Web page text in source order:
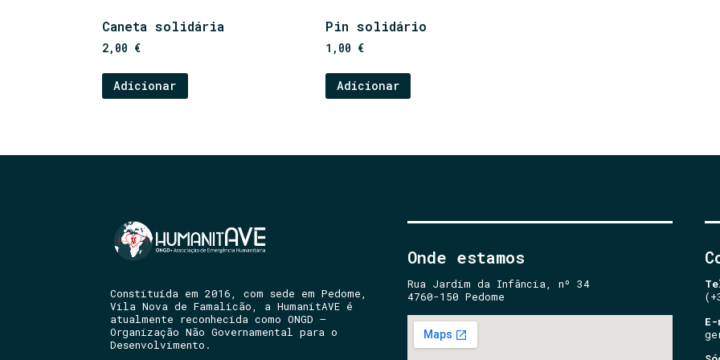
Caneta solidária
2,00 €
Adicionar
Pin solidário
1,00 €
Adicionar
Constituída em 2016, com sede em Pedome,
Vila Nova de Famalicão, a HumanitAVE é
atualmente reconhecida como ONGD –
Organização Não Governamental para o
Desenvolvimento.
Onde estamos
Rua Jardim da Infância, nº 34
4760-150 Pedome